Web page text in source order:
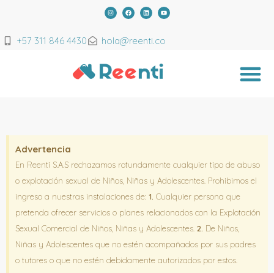
+57 311 846 4430 hola@reenti.co
Advertencia
En Reenti S.A.S rechazamos rotundamente cualquier tipo de abuso
o explotación sexual de Niños, Niñas y Adolescentes. Prohibimos el
ingreso a nuestras instalaciones de: 1. Cualquier persona que
pretenda ofrecer servicios o planes relacionados con la Explotación
Sexual Comercial de Niños, Niñas y Adolescentes. 2. De Niños,
Niñas y Adolescentes que no estén acompañados por sus padres
o tutores o que no estén debidamente autorizados por estos.